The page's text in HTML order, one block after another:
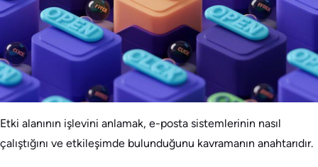
Etki alanının işlevini anlamak, e-posta sistemlerinin nasıl
çalıştığını ve etkileşimde bulunduğunu kavramanın anahtarıdır.